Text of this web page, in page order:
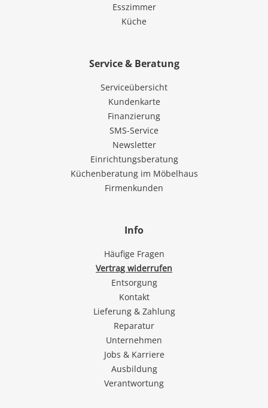
Esszimmer
Küche
Service & Beratung
Serviceübersicht
Kundenkarte
Finanzierung
SMS-Service
Newsletter
Einrichtungsberatung
Küchenberatung im Möbelhaus
Firmenkunden
Info
Häufige Fragen
Vertrag widerrufen
Entsorgung
Kontakt
Lieferung & Zahlung
Reparatur
Unternehmen
Jobs & Karriere
Ausbildung
Verantwortung